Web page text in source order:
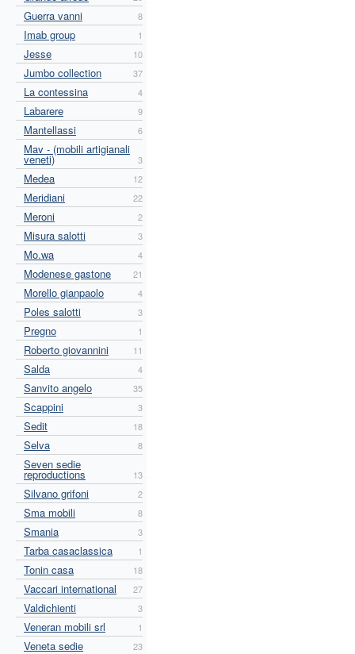
Guerra vanni 8
Imab group 1
Jesse 10
Jumbo collection 37
La contessina 4
Labarere 9
Mantellassi 6
Mav - (mobili artigianali
veneti) 3
Medea 12
Meridiani 22
Meroni 2
Misura salotti 3
Mo.wa 4
Modenese gastone 21
Morello gianpaolo 4
Poles salotti 3
Pregno 1
Roberto giovannini 11
Salda 4
Sanvito angelo 35
Scappini 3
Sedit 18
Selva 8
Seven sedie
reproductions 13
Silvano grifoni 2
Sma mobili 8
Smania 3
Tarba casaclassica 1
Tonin casa 18
Vaccari international 27
Valdichienti 3
Veneran mobili srl 1
Veneta sedie 23